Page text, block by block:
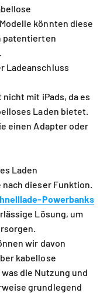
könnten diese
patentierten
Ladeanschluss
mit iPads, da es
Laden bietet.
einen Adapter oder
Laden
dieser Funktion.
Powerbanks
Lösung, um
wir davon
kabellose
die Nutzung und
grundlegend